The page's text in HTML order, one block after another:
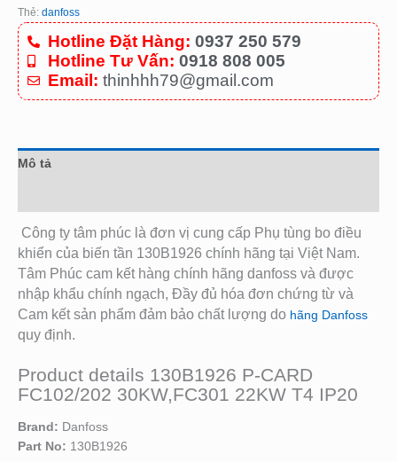
Thẻ: danfoss
Hotline Đặt Hàng: 0937 250 579
Hotline Tư Vấn: 0918 808 005
Email: thinhhh79@gmail.com
Mô tả
Công ty tâm phúc là đơn vị cung cấp Phụ tùng bo điều
khiển của biến tần 130B1926 chính hãng tại Việt Nam.
Tâm Phúc cam kết hàng chính hãng danfoss và được
nhập khẩu chính ngạch, Đầy đủ hóa đơn chứng từ và
Cam kết sản phẩm đảm bảo chất lượng do hãng Danfoss
quy định.
Product details 130B1926 P-CARD
FC102/202 30KW,FC301 22KW T4 IP20
Brand: Danfoss
Part No: 130B1926